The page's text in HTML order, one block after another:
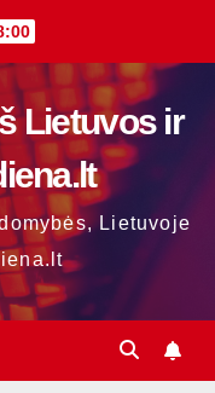
Lietuvos ir
Lietuvoje